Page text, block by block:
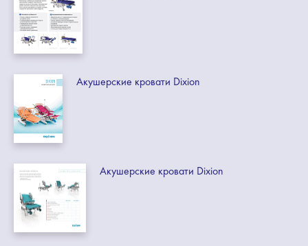
Акушерские кровати Dixion
Акушерские кровати Dixion